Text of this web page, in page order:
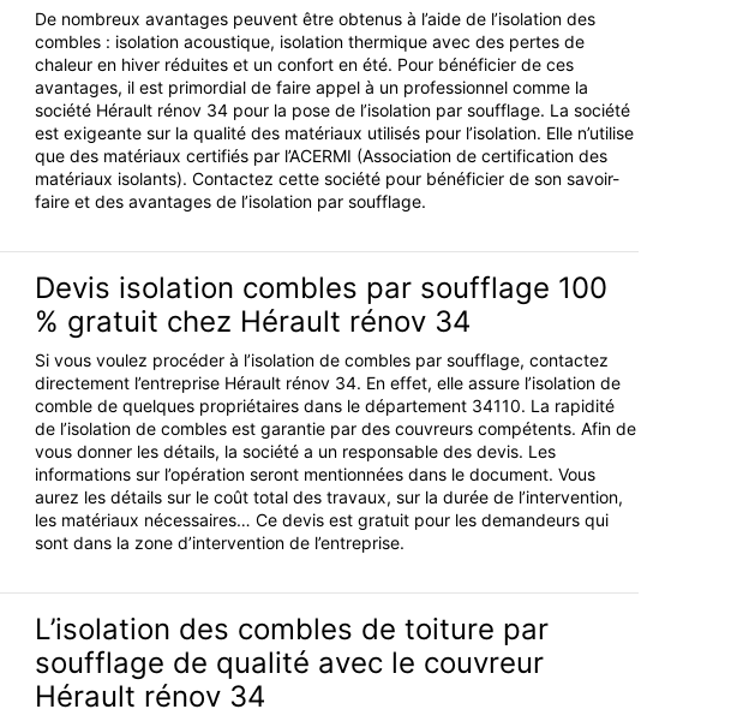
De nombreux avantages peuvent être obtenus à l’aide de l’isolation des
combles : isolation acoustique, isolation thermique avec des pertes de
chaleur en hiver réduites et un confort en été. Pour bénéficier de ces
avantages, il est primordial de faire appel à un professionnel comme la
société Hérault rénov 34 pour la pose de l’isolation par soufflage. La société
est exigeante sur la qualité des matériaux utilisés pour l’isolation. Elle n’utilise
que des matériaux certifiés par l’ACERMI (Association de certification des
matériaux isolants). Contactez cette société pour bénéficier de son savoir-
faire et des avantages de l’isolation par soufflage.
Devis isolation combles par soufflage 100
% gratuit chez Hérault rénov 34
Si vous voulez procéder à l’isolation de combles par soufflage, contactez
directement l’entreprise Hérault rénov 34. En effet, elle assure l’isolation de
comble de quelques propriétaires dans le département 34110. La rapidité
de l’isolation de combles est garantie par des couvreurs compétents. Afin de
vous donner les détails, la société a un responsable des devis. Les
informations sur l’opération seront mentionnées dans le document. Vous
aurez les détails sur le coût total des travaux, sur la durée de l’intervention,
les matériaux nécessaires… Ce devis est gratuit pour les demandeurs qui
sont dans la zone d’intervention de l’entreprise.
L’isolation des combles de toiture par
soufflage de qualité avec le couvreur
Hérault rénov 34